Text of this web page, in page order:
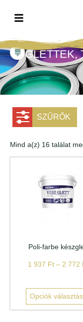
GLETTEK,
SZŰRŐK
Mind a(z) 16 találat
Poli-farbe
1 937 Ft – 2 772
Opciók